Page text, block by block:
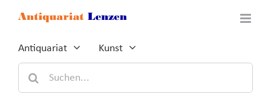
Inhalt
Antiquariat
Kunst
Suche
nach: